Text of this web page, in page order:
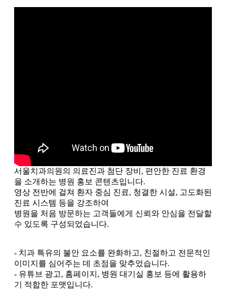
서울치과의원의 의료진과 첨단 장비, 편안한 진료 환경
을 소개하는 병원 홍보 콘텐츠입니다.
영상 전반에 걸쳐 환자 중심 진료, 청결한 시설, 고도화된
진료 시스템 등을 강조하여
병원을 처음 방문하는 고객들에게 신뢰와 안심을 전달할
수 있도록 구성되었습니다.
- 치과 특유의 불안 요소를 완화하고, 친절하고 전문적인
이미지를 심어주는 데 초점을 맞추었습니다.
- 유튜브 광고, 홈페이지, 병원 대기실 홍보 등에 활용하
기 적합한 포맷입니다.